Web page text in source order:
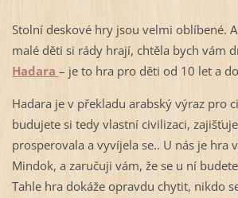
Stolní deskové hry jsou velmi oblíbené.
malé děti si rády hrají, chtěla bych vám
Hadara – je to hra pro děti od 10 let a
Hadara je v překladu arabský výraz pro
budujete si tedy vlastní civilizaci,
prosperovala a vyvíjela se.. U nás je hra
Mindok, a zaručuji vám, že se u ní
Tahle hra dokáže opravdu chytit, nikdo